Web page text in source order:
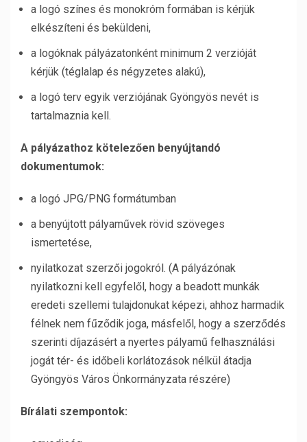
a logó színes és monokróm formában is kérjük
elkészíteni és beküldeni,
a logóknak pályázatonként minimum 2 verzióját
kérjük (téglalap és négyzetes alakú),
a logó terv egyik verziójának Gyöngyös nevét is
tartalmaznia kell.
A pályázathoz kötelezően benyújtandó
dokumentumok:
a logó JPG/PNG formátumban
a benyújtott pályaművek rövid szöveges
ismertetése,
nyilatkozat szerzői jogokról. (A pályázónak
nyilatkozni kell egyfelől, hogy a beadott munkák
eredeti szellemi tulajdonukat képezi, ahhoz harmadik
félnek nem fűződik joga, másfelől, hogy a szerződés
szerinti díjazásért a nyertes pályamű felhasználási
jogát tér- és időbeli korlátozások nélkül átadja
Gyöngyös Város Önkormányzata részére)
Bírálati szempontok: